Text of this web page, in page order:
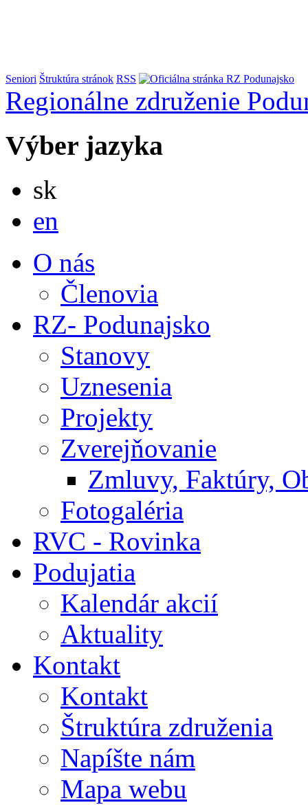
Seniori Štruktúra stránok RSS
Regionálne združenie
Výber jazyka
sk
en
O nás
Členovia
RZ- Podunajsko
Stanovy
Uznesenia
Projekty
Zverejňovanie
Zmluvy, Faktúry,
Fotogaléria
RVC - Rovinka
Podujatia
Kalendár akcií
Aktuality
Kontakt
Kontakt
Štruktúra združenia
Napíšte nám
Mapa webu